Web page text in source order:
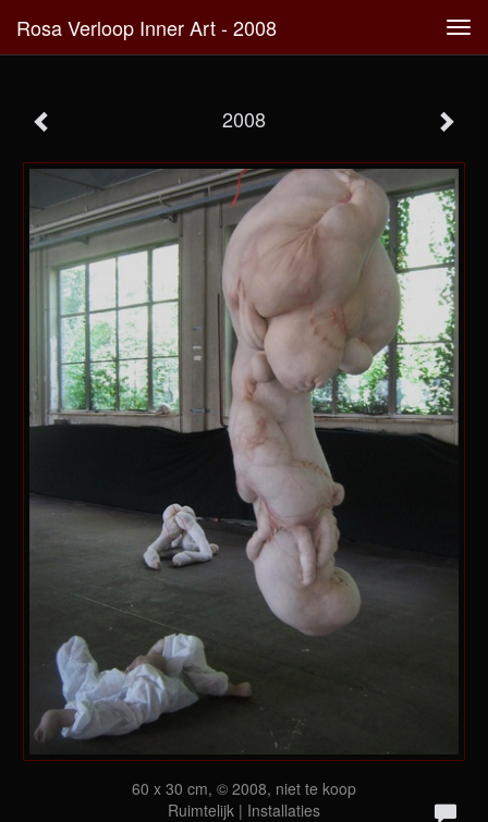
Rosa Verloop Inner Art - 2008
2008
60 x 30 cm, © 2008, niet te koop
Ruimtelijk | Installaties